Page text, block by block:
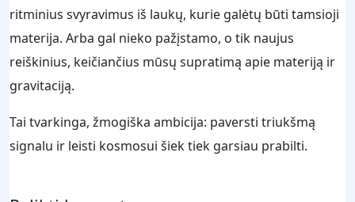
ritminius svyravimus iš laukų, kurie galėtų būti tamsioji
materija. Arba gal nieko pažįstamo, o tik naujus
reiškinius, keičiančius mūsų supratimą apie materiją ir
gravitaciją.
Tai tvarkinga, žmogiška ambicija: paversti triukšmą
signalu ir leisti kosmosui šiek tiek garsiau prabilti.